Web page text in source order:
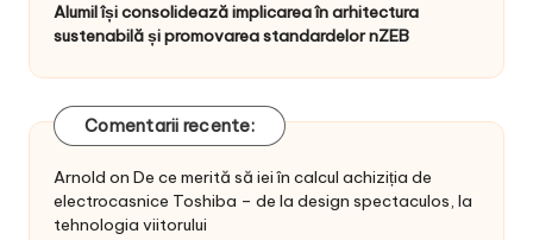
Alumil își consolidează implicarea în arhitectura
sustenabilă și promovarea standardelor nZEB
Comentarii recente:
Arnold on De ce merită să iei în calcul achiziția de
electrocasnice Toshiba – de la design spectaculos, la
tehnologia viitorului